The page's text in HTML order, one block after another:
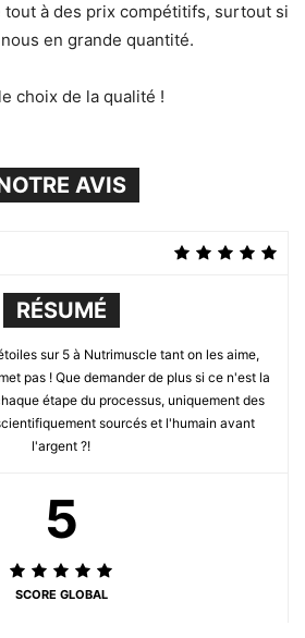
à des prix compétitifs, surtout si
en grande quantité.
choix de la qualité !
AVIS
RÉSUMÉ
sur 5 à Nutrimuscle tant on les aime,
pas ! Que demander de plus si ce n'est la
étape du processus, uniquement des
sourcés et l'humain avant
l'argent ?!
5
SCORE GLOBAL